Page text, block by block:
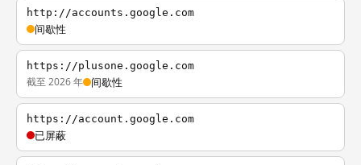
http://accounts.google.com
间歇性
https://plusone.google.com
截至 2026 年 间歇性
https://account.google.com
已屏蔽